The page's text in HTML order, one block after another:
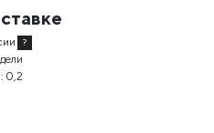
?
0,2